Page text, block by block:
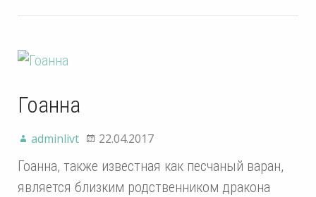
Гоанна
adminlivt 22.04.2017
Гоанна, также известная как песчаный варан,
является близким родственником дракона